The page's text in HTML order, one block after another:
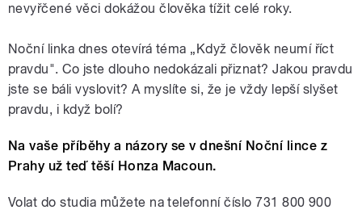
nevyřčené věci dokážou člověka tížit celé roky.
Noční linka dnes otevírá téma „Když člověk neumí říct
pravdu". Co jste dlouho nedokázali přiznat? Jakou pravdu
jste se báli vyslovit? A myslíte si, že je vždy lepší slyšet
pravdu, i když bolí?
Na vaše příběhy a názory se v dnešní Noční lince z
Prahy už teď těší Honza Macoun.
Volat do studia můžete na telefonní číslo 731 800 900